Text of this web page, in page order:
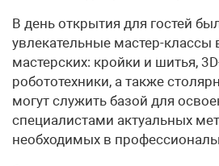
В день открытия для гостей
увлекательные мастер-классы
мастерских: кройки и шитья,
робототехники, а также
могут служить базой для
специалистами актуальных
необходимых в